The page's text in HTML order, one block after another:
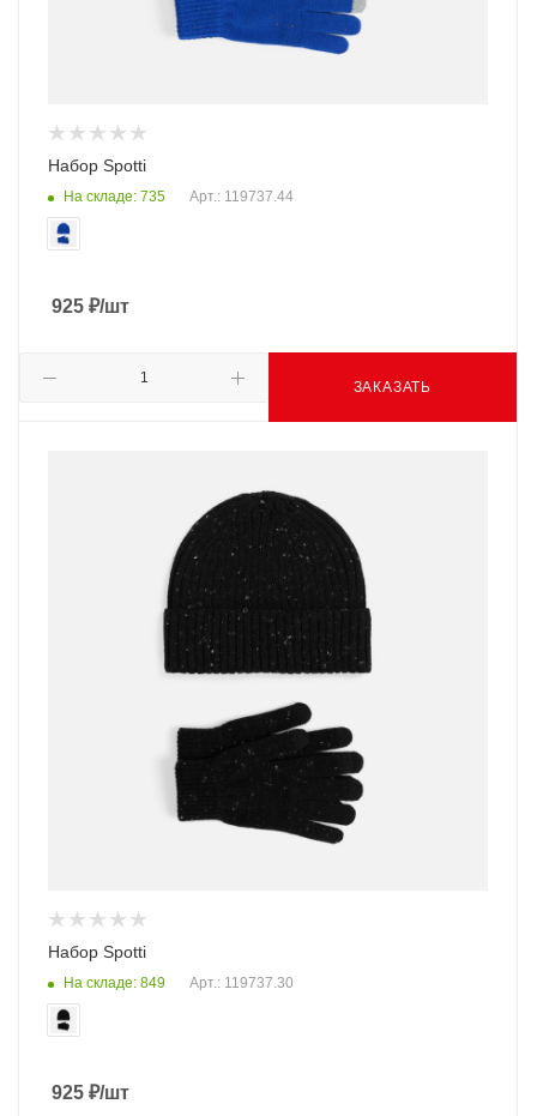
Набор Spotti
На складе: 735 Арт.: 119737.44
925 ₽/шт
ЗАКАЗАТЬ
Набор Spotti
На складе: 849 Арт.: 119737.30
925 ₽/шт